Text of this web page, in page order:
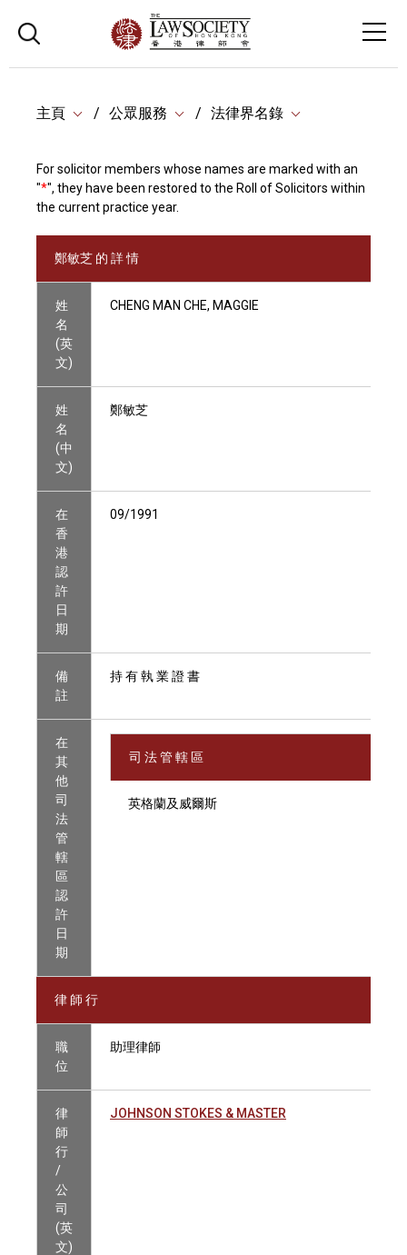
主頁 公眾服務 法律界名錄
For solicitor members whose names are marked with an
"*", they have been restored to the Roll of Solicitors within
the current practice year.
鄭敏芝 的 詳 情
姓
名
(英
文)
CHENG MAN CHE, MAGGIE
姓
名
(中
文)
鄭敏芝
在
香
港
認
許
日
期
09/1991
備
註
持 有 執 業 證 書
在
其
他
司
法
管
轄
區
認
許
日
期
司 法 管 轄 區
英格蘭及威爾斯
律 師 行
職
位
助理律師
律
師
行
/
公
司
(英
文)
JOHNSON STOKES & MASTER